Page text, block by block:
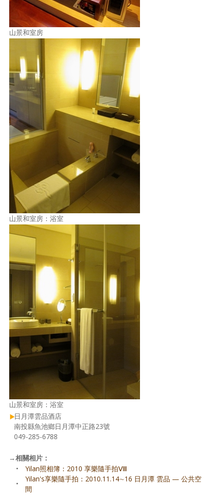
山景和室房
山景和室房：浴室
山景和室房：浴室
日月潭雲品酒店
南投縣魚池鄉日月潭中正路23號
049-285-6788
→相關相片：
•
Yilan照相簿：2010 享樂隨手拍Ⅷ
•
Yilan's享樂隨手拍：2010.11.14∼16 日月潭 雲品 — 公共空
間